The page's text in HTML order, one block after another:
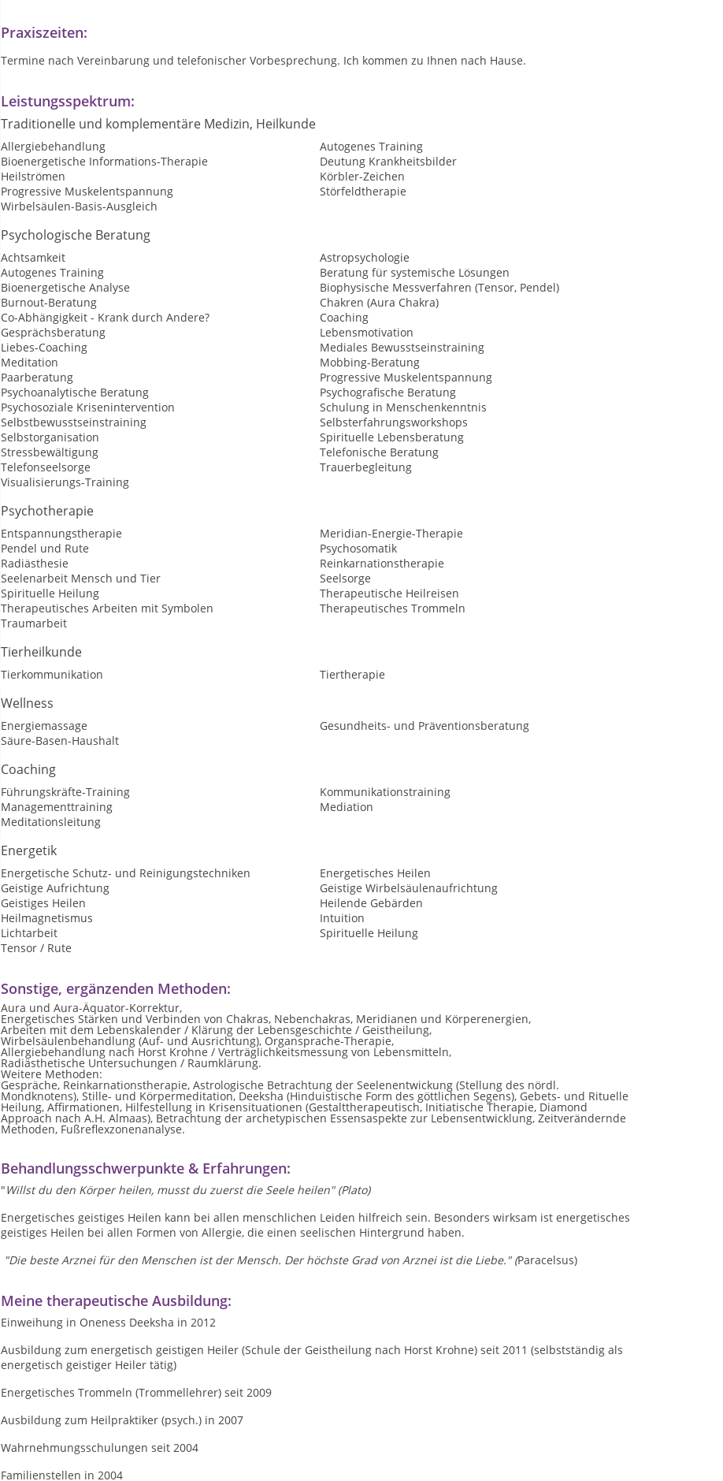
Praxiszeiten:
Termine nach Vereinbarung und telefonischer Vorbesprechung. Ich kommen zu Ihnen nach Hause.
Leistungsspektrum:
Traditionelle und komplementäre Medizin, Heilkunde
Allergiebehandlung
Autogenes Training
Bioenergetische Informations-Therapie
Deutung Krankheitsbilder
Heilströmen
Körbler-Zeichen
Progressive Muskelentspannung
Störfeldtherapie
Wirbelsäulen-Basis-Ausgleich
Psychologische Beratung
Achtsamkeit
Astropsychologie
Autogenes Training
Beratung für systemische Lösungen
Bioenergetische Analyse
Biophysische Messverfahren (Tensor, Pendel)
Burnout-Beratung
Chakren (Aura Chakra)
Co-Abhängigkeit - Krank durch Andere?
Coaching
Gesprächsberatung
Lebensmotivation
Liebes-Coaching
Mediales Bewusstseinstraining
Meditation
Mobbing-Beratung
Paarberatung
Progressive Muskelentspannung
Psychoanalytische Beratung
Psychografische Beratung
Psychosoziale Krisenintervention
Schulung in Menschenkenntnis
Selbstbewusstseinstraining
Selbsterfahrungsworkshops
Selbstorganisation
Spirituelle Lebensberatung
Stressbewältigung
Telefonische Beratung
Telefonseelsorge
Trauerbegleitung
Visualisierungs-Training
Psychotherapie
Entspannungstherapie
Meridian-Energie-Therapie
Pendel und Rute
Psychosomatik
Radiästhesie
Reinkarnationstherapie
Seelenarbeit Mensch und Tier
Seelsorge
Spirituelle Heilung
Therapeutische Heilreisen
Therapeutisches Arbeiten mit Symbolen
Therapeutisches Trommeln
Traumarbeit
Tierheilkunde
Tierkommunikation Tiertherapie
Wellness
Energiemassage
Gesundheits- und Präventionsberatung
Säure-Basen-Haushalt
Coaching
Führungskräfte-Training
Kommunikationstraining
Managementtraining
Mediation
Meditationsleitung
Energetik
Energetische Schutz- und Reinigungstechniken
Energetisches Heilen
Geistige Aufrichtung
Geistige Wirbelsäulenaufrichtung
Geistiges Heilen
Heilende Gebärden
Heilmagnetismus
Intuition
Lichtarbeit
Spirituelle Heilung
Tensor / Rute
Sonstige, ergänzenden Methoden:
Aura und Aura-Äquator-Korrektur,
Energetisches Stärken und Verbinden von Chakras, Nebenchakras, Meridianen und Körperenergien,
Arbeiten mit dem Lebenskalender / Klärung der Lebensgeschichte / Geistheilung,
Wirbelsäulenbehandlung (Auf- und Ausrichtung), Organsprache-Therapie,
Allergiebehandlung nach Horst Krohne / Verträglichkeitsmessung von Lebensmitteln,
Radiästhetische Untersuchungen / Raumklärung.
Weitere Methoden:
Gespräche, Reinkarnationstherapie, Astrologische Betrachtung der Seelenentwickung (Stellung des nördl.
Mondknotens), Stille- und Körpermeditation, Deeksha (Hinduistische Form des göttlichen Segens), Gebets- und Rituelle
Heilung, Affirmationen, Hilfestellung in Krisensituationen (Gestalttherapeutisch, Initiatische Therapie, Diamond
Approach nach A.H. Almaas), Betrachtung der archetypischen Essensaspekte zur Lebensentwicklung, Zeitverändernde
Methoden, Fußreflexzonenanalyse.
Behandlungsschwerpunkte & Erfahrungen:
"Willst du den Körper heilen, musst du zuerst die Seele heilen" (Plato)
Energetisches geistiges Heilen kann bei allen menschlichen Leiden hilfreich sein. Besonders wirksam ist energetisches
geistiges Heilen bei allen Formen von Allergie, die einen seelischen Hintergrund haben.
"Die beste Arznei für den Menschen ist der Mensch. Der höchste Grad von Arznei ist die Liebe." (Paracelsus)
Meine therapeutische Ausbildung:
Einweihung in Oneness Deeksha in 2012
Ausbildung zum energetisch geistigen Heiler (Schule der Geistheilung nach Horst Krohne) seit 2011 (selbstständig als
energetisch geistiger Heiler tätig)
Energetisches Trommeln (Trommellehrer) seit 2009
Ausbildung zum Heilpraktiker (psych.) in 2007
Wahrnehmungsschulungen seit 2004
Familienstellen in 2004